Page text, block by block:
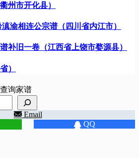
州市开化县）
渝相连公宗谱（四川省内江市）
补旧一卷（江西省上饶市婺源县）
）
询家谱
Email
QQ